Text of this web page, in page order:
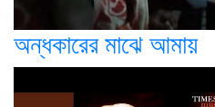
অন্ধকারের মাঝে আমায়